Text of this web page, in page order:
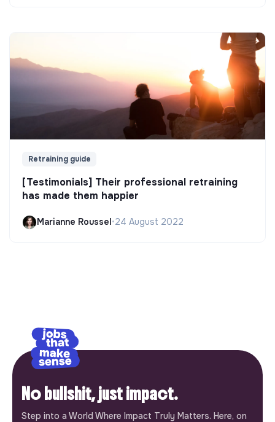
Retraining guide
[Testimonials] Their professional retraining
has made them happier
Marianne Roussel •24 August 2022
No bullshit, just impact.
Step into a World Where Impact Truly Matters. Here, on